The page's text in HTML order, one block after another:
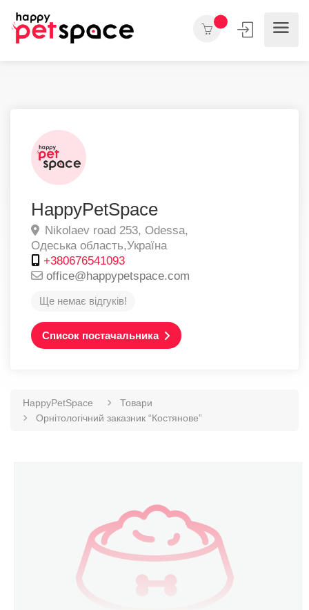
HappyPetSpace
Nikolaev road 253, Odessa,
Одеська область,Україна
+380676541093
office@happypetspace.com
Ще немає відгуків!
Список постачальника
HappyPetSpace
Товари
Орнітологічний заказник “Костянове”